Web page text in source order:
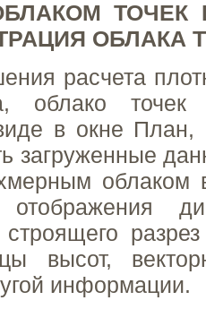
ТОЧЕК
ОБЛАКА
расчета
облако точек
в окне План,
загруженные
облаком
отображения
строящего
высот,
информации.